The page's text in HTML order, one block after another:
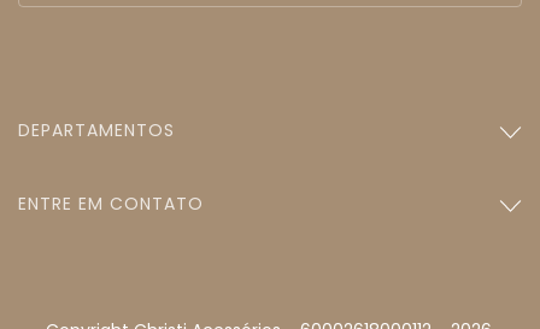
DEPARTAMENTOS
ENTRE EM CONTATO